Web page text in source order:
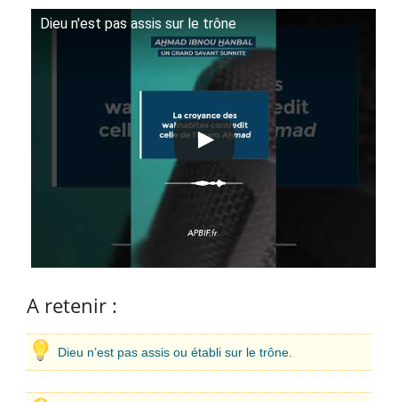
Dieu n'est pas assis sur le trône
A retenir :
Dieu n’est pas assis ou établi sur le trône.